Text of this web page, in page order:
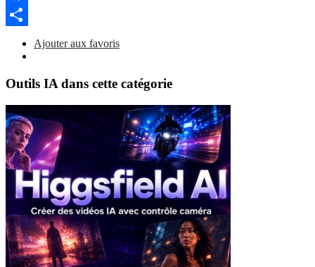
Link
Facebook
PartagerAjouter aux favoris
Outils IA dans cette catégorie